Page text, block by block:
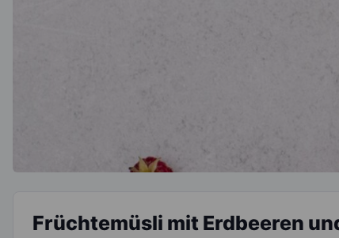
Früchtemüsli mit Erdbeeren